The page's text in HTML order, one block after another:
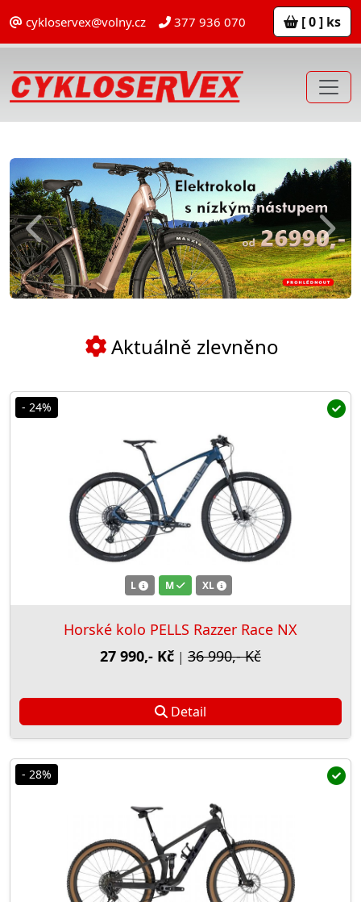
cykloservex@volny.cz 377 936 070 [ 0 ] ks
Previous Next
Aktuálně zlevněno
- 24%
L M XL
Horské kolo PELLS Razzer Race NX
27 990,- Kč | 36 990,- Kč
Detail
- 28%